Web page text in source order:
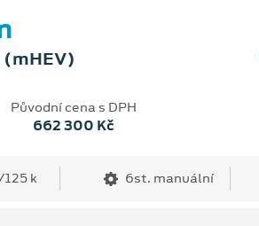
(mHEV)
Původní cena s DPH
662 300 Kč
k 6st. manuální